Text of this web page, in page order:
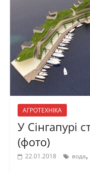
АГРОТЕХНІКА
У Сінгапурі
(фото)
22.01.2018 вода,